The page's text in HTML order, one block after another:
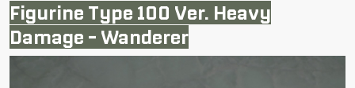
Figurine Type 100 Ver. Heavy
Damage - Wanderer